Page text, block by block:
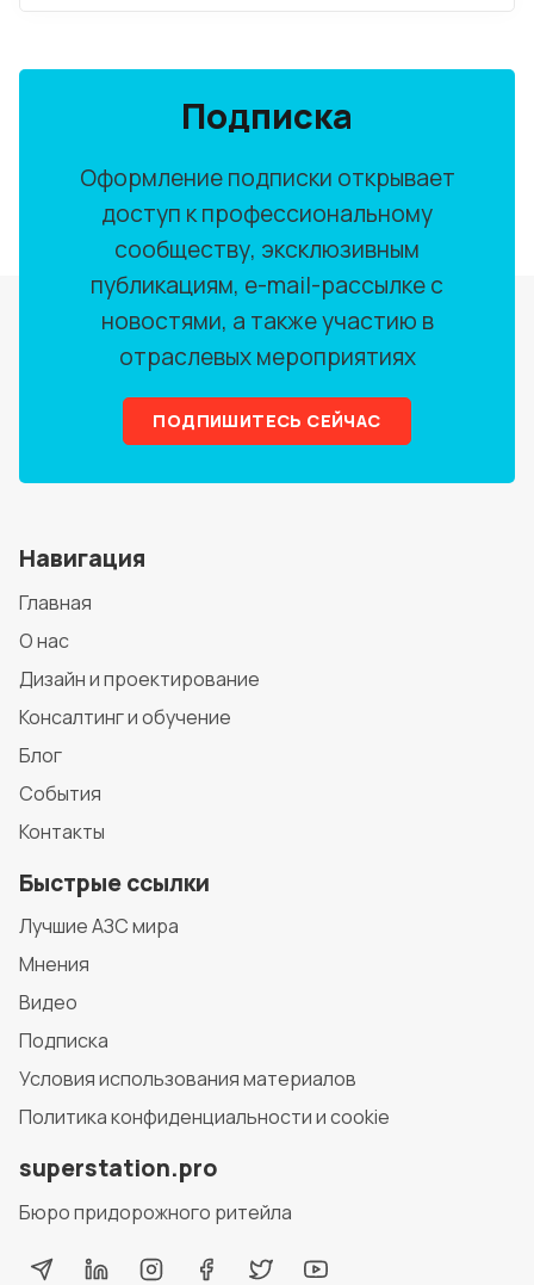
Подписка
Оформление подписки открывает
доступ к профессиональному
сообществу, эксклюзивным
публикациям, e-mail-рассылке с
новостями, а также участию в
отраслевых мероприятиях
ПОДПИШИТЕСЬ СЕЙЧАС
Навигация
Главная
О нас
Дизайн и проектирование
Консалтинг и обучение
Блог
События
Контакты
Быстрые ссылки
Лучшие АЗС мира
Мнения
Видео
Подписка
Условия использования материалов
Политика конфиденциальности и cookie
superstation.pro
Бюро придорожного ритейла